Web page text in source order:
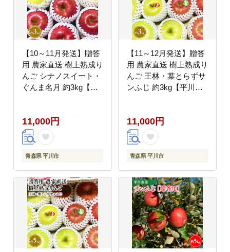
【10～11月発送】贈答
用 農家直送 樹上熟成り
んご シナノスイート・
ぐんま名月 約3kg【平
11,000円
青森県 平川市
【11～12月発送】贈答
用 農家直送 樹上熟成り
んご 王林・葉とらずサ
ンふじ 約3kg【平川市
ツ、果物、産地直送、
平川市【hi-0033-003】
11,000円
青森県 平川市